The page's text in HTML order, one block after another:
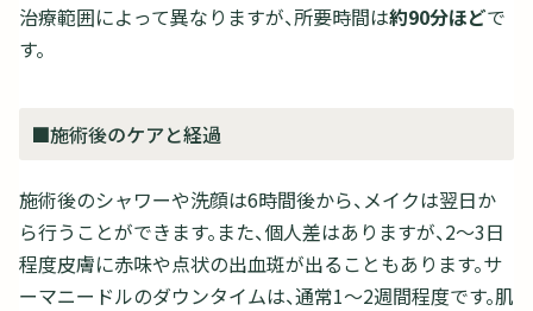
治療範囲によって異なりますが、所要時間は約90分ほどで
す。
■施術後のケアと経過
施術後のシャワーや洗顔は6時間後から、メイクは翌日か
ら行うことができます。また、個人差はありますが、2～3日
程度皮膚に赤味や点状の出血斑が出ることもあります。サ
ーマニードルのダウンタイムは、通常1～2週間程度です。肌